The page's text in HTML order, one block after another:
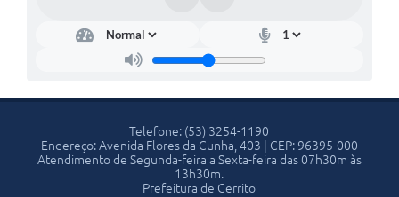
Telefone: (53) 3254-1190
Endereço: Avenida Flores da Cunha, 403 | CEP: 96395-000
Atendimento de Segunda-feira a Sexta-feira das 07h30m às
13h30m.
Prefeitura de Cerrito